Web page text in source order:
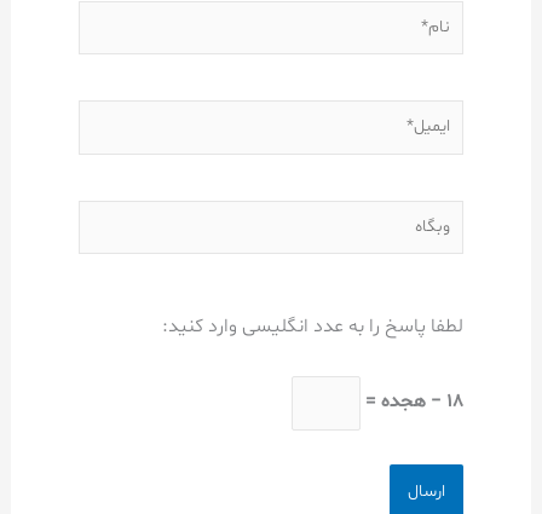
نام*
ایمیل*
وبگاه
لطفا پاسخ را به عدد انگلیسی وارد کنید:
18 − هجده =